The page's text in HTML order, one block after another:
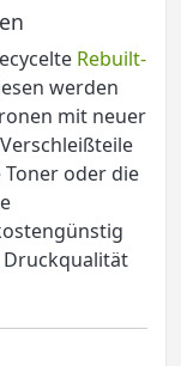
Rebuilt-
werden
mit neuer
oder die
Druckqualität